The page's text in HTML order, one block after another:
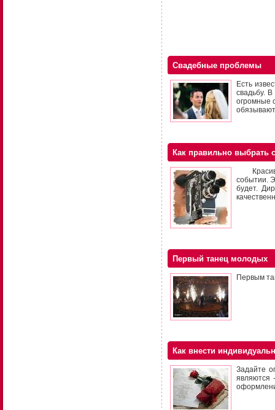
Свадебные проблемы
Есть
свадьбу.
огромные
Как правильно выбрать
событии.
будет.
Первый танец молодых
Первым
Как внести
Задайте
являются